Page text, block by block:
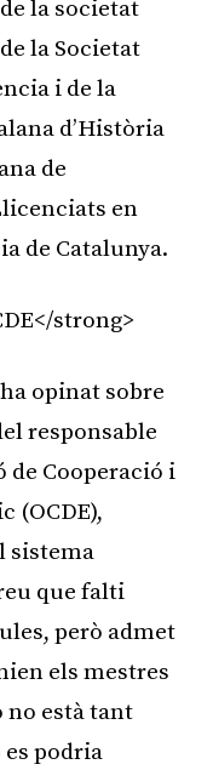
la societat
la Societat
i de la
d’Història
de
en
de Catalunya.
strong>
opinat sobre
responsable
de Cooperació i
(OCDE),
sistema
que falti
però admet
els mestres
no està tant
es podria